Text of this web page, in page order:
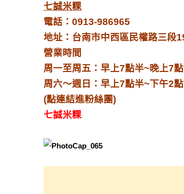
七誠米粿
電話：0913-986965
地址：台南市中西區民權路三段
營業時間
周一至周五：早上7點半~晚上7點
周六～週日：早上7點半~下午2點
(點連結進粉絲團)
七誠米粿